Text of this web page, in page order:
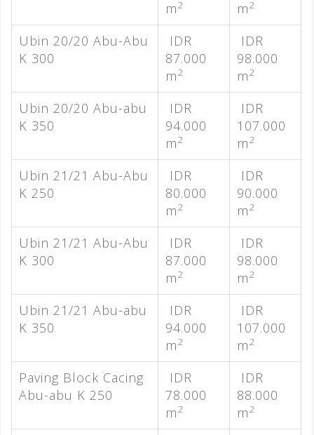
m2 m2
Ubin 20/20 Abu-Abu
K 300
IDR
87.000
m2
IDR
98.000
m2
Ubin 20/20 Abu-abu
K 350
IDR
94.000
m2
IDR
107.000
m2
Ubin 21/21 Abu-Abu
K 250
IDR
80.000
m2
IDR
90.000
m2
Ubin 21/21 Abu-Abu
K 300
IDR
87.000
m2
IDR
98.000
m2
Ubin 21/21 Abu-abu
K 350
IDR
94.000
m2
IDR
107.000
m2
Paving Block Cacing
Abu-abu K 250
IDR
78.000
m2
IDR
88.000
m2